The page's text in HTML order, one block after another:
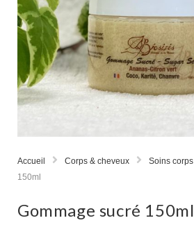
Accueil Corps & cheveux Soins corps
150ml
Gommage sucré 150ml